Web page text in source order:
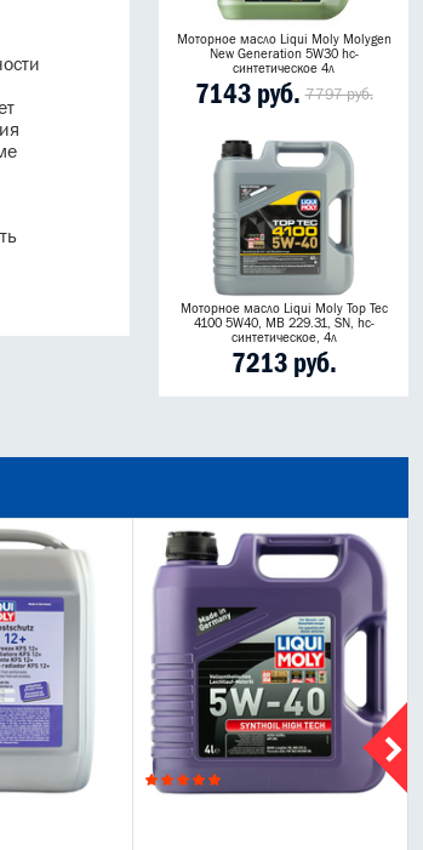
Моторное масло Liqui Moly Molygen
New Generation 5W30 hc-
синтетическое 4л
7143 руб. 7797 руб.
Моторное масло Liqui Moly Top Tec
4100 5W40, MB 229.31, SN, hc-
синтетическое, 4л
7213 руб.